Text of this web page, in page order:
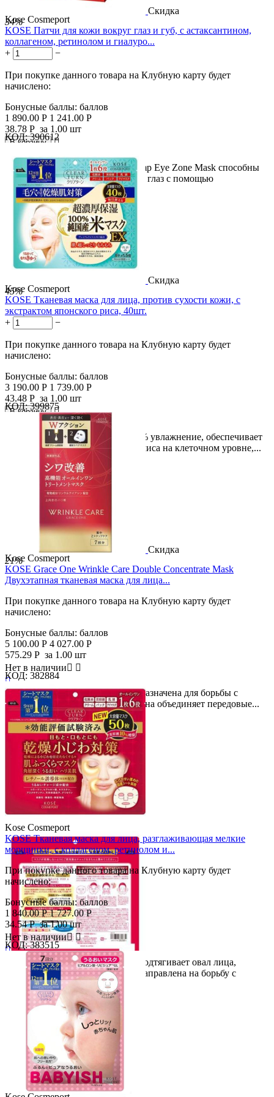
Скидка
34%
Kose Cosmeport
KOSE Патчи для кожи вокруг глаз и губ, с астаксантином,
коллагеном, ретинолом и гиалуро...
+
−
При покупке данного товара на Клубную карту будет
начислено:
Бонусные баллы: баллов
1 890.00 Р 1 241.00 Р
38.78 Р за 1.00 шт
В корзину

Патчи KOSE Clear Turn Skin Plump Eye Zone Mask способны
улучшить состояние кожи вокруг глаз с помощью
эффективных...
КОД: 390612
Скидка
45%
Kose Cosmeport
KOSE Тканевая маска для лица, против сухости кожи, с
экстрактом японского риса, 40шт.
+
−
При покупке данного товара на Клубную карту будет
начислено:
Бонусные баллы: баллов
3 190.00 Р 1 739.00 Р
43.48 Р за 1.00 шт
В корзину

Маска для лица дарует коже 100% увлажнение, обеспечивает
быстрое восстановление эпидермиса на клеточном уровне,...
КОД: 399875
Скидка
21%
Kose Cosmeport
KOSE Grace One Wrinkle Care Double Concentrate Mask
Двухэтапная тканевая маска для лица...
При покупке данного товара на Клубную карту будет
начислено:
Бонусные баллы: баллов
5 100.00 Р 4 027.00 Р
575.29 Р за 1.00 шт
Нет в наличии 

Серия средств "Grace One" предназначена для борьбы с
первыми признаками старения, она объединяет передовые...
КОД: 382884
Kose Cosmeport
KOSE Тканевая маска для лица, разглаживающая мелкие
морщинки, с коллагеном, ретинолом и...
При покупке данного товара на Клубную карту будет
начислено:
Бонусные баллы: баллов
1 840.00 Р 1 727.00 Р
34.54 Рза 1.00 шт
Нет в наличии 

Универсальная маска для лица, подтягивает овал лица,
разглаживает морщины! Маска направлена на борьбу с
мимическими...
КОД: 383515